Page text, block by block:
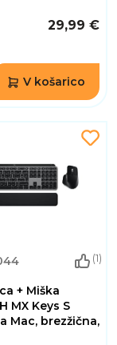
29,99 €
V košarico
(1)
+ Miška
MX Keys S
Mac, brezžična,